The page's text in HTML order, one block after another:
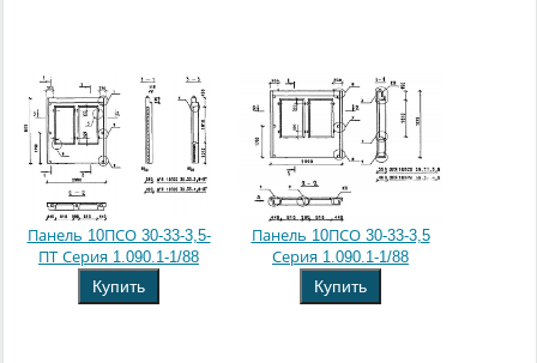
Панель 10ПСО 30-33-3,5-
ПТ Серия 1.090.1-1/88
Купить
Панель 10ПСО 30-33-3,5
Серия 1.090.1-1/88
Купить